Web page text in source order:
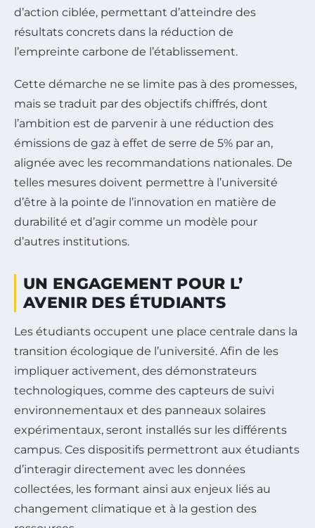
d’action ciblée, permettant d’atteindre des
résultats concrets dans la réduction de
l’empreinte carbone de l’établissement.
Cette démarche ne se limite pas à des promesses,
mais se traduit par des objectifs chiffrés, dont
l’ambition est de parvenir à une réduction des
émissions de gaz à effet de serre de 5% par an,
alignée avec les recommandations nationales. De
telles mesures doivent permettre à l’université
d’être à la pointe de l’innovation en matière de
durabilité et d’agir comme un modèle pour
d’autres institutions.
UN ENGAGEMENT POUR L’
AVENIR DES ÉTUDIANTS
Les étudiants occupent une place centrale dans la
transition écologique de l’université. Afin de les
impliquer activement, des démonstrateurs
technologiques, comme des capteurs de suivi
environnementaux et des panneaux solaires
expérimentaux, seront installés sur les différents
campus. Ces dispositifs permettront aux étudiants
d’interagir directement avec les données
collectées, les formant ainsi aux enjeux liés au
changement climatique et à la gestion des